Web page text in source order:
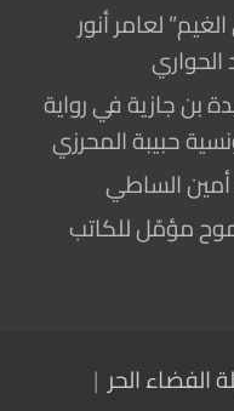
لعامر أنور
الحواري
بن جازية في رواية
حبيبة المحرزي
الساطي
مؤمّل للكاتب
الفضاء الحر